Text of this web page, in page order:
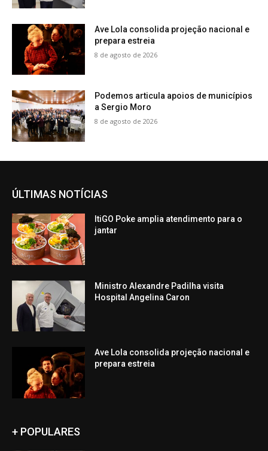
Ave Lola consolida projeção nacional e
prepara estreia
8 de agosto de 2026
Podemos articula apoios de municípios
a Sergio Moro
8 de agosto de 2026
ÚLTIMAS NOTÍCIAS
ItiGO Poke amplia atendimento para o
jantar
Ministro Alexandre Padilha visita
Hospital Angelina Caron
Ave Lola consolida projeção nacional e
prepara estreia
+ POPULARES